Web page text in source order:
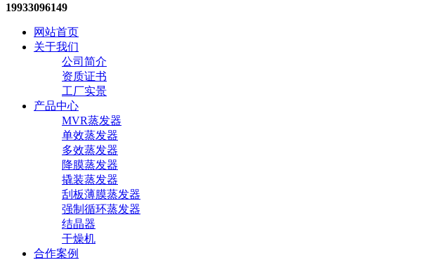
19933096149
网站首页
关于我们
公司简介
资质证书
工厂实景
产品中心
MVR蒸发器
单效蒸发器
多效蒸发器
降膜蒸发器
撬装蒸发器
刮板薄膜蒸发器
强制循环蒸发器
结晶器
干燥机
合作案例